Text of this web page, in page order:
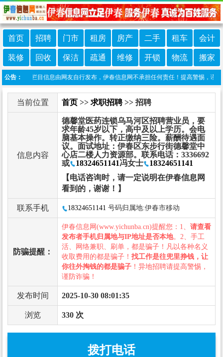
首页 招聘 门市 租房 房产 二手 租车 会计
装修 回收 保洁 疏通 维修 开锁 物流 搬家
公告：
声明：本栏目信息由网友自行发布，伊春信息网不承担任何责任！提高警惕，谨防
当前位置 首页 >> 求职招聘>> 招聘
信息内容
德馨堂医药连锁乌马河区招聘营业员，要
求年龄45岁以下，高中及以上学历。会电
脑基本操作。转正缴纳三险。薪酬待遇面
议。面试地址：伊春区东步行街德馨堂中
心店二楼人力资源部。联系电话：3336692
或
18324651141冯女士
18324651141
【电话咨询时，请一定说明在伊春信息网
看到的，谢谢！】
联系手机 18324651141 号码归属地:伊春市移动
防骗提醒：
伊春信息网(www.yichunba.cn)提醒您：1、 请查看
发布者手机归属地与IP地址是否本地。2、手工
活、网络兼职、刷单，都是骗子！凡以各种名义
收取费用的都是骗子！ 找工作是往兜里挣钱，让
你往外掏钱的都是骗子 ！异地招聘请提高警惕，
谨防诈骗！
发布时间 2025-10-30 08:01:35
浏览 330 次
拨打电话